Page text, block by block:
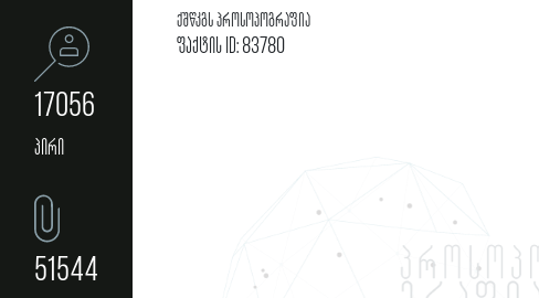
17056
პირი
51544
ქშწკგს პროსოპოგრაფია
ფაქტის ID: 83780